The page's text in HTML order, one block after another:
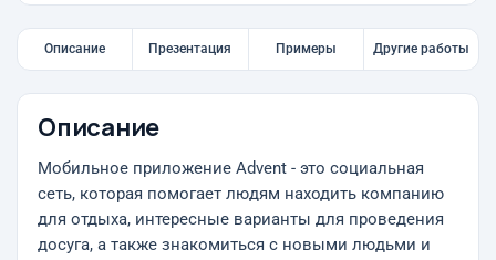
Описание Презентация Примеры Другие работы
Описание
Мобильное приложение Advent - это социальная
сеть, которая помогает людям находить компанию
для отдыха, интересные варианты для проведения
досуга, а также знакомиться с новыми людьми и